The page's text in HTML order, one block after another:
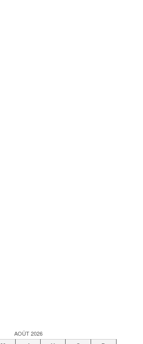
AOÛT 2026